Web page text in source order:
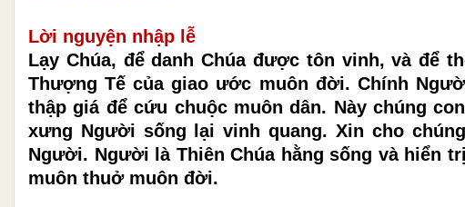
Lời nguyện nhập lễ
Lạy Chúa, để danh Chúa được tôn vinh, và để
Thượng Tế của giao ước muôn đời. Chính
thập giá để cứu chuộc muôn dân. Này chúng
xưng Người sống lại vinh quang. Xin cho
Người. Người là Thiên Chúa hằng sống và hiển
muôn thuở muôn đời.